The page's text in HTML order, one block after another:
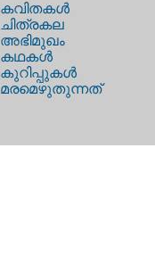
കവിതകള്‍
ചിത്രകല
അഭിമുഖം
കഥകള്‍
കുറിപ്പുകള്‍
മരമെഴുതുന്നത്